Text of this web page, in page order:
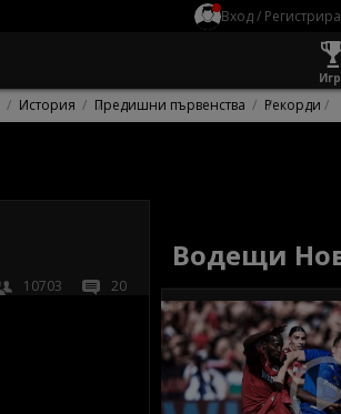
Вход /
История Предишни първенства Рекорди
10703 20
Водещи